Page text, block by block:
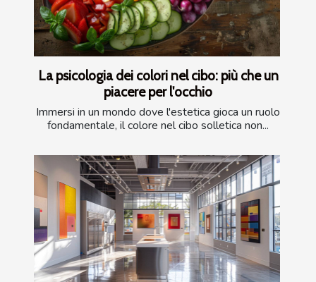
La psicologia dei colori nel cibo: più che un
piacere per l'occhio
Immersi in un mondo dove l'estetica gioca un ruolo
fondamentale, il colore nel cibo solletica non...